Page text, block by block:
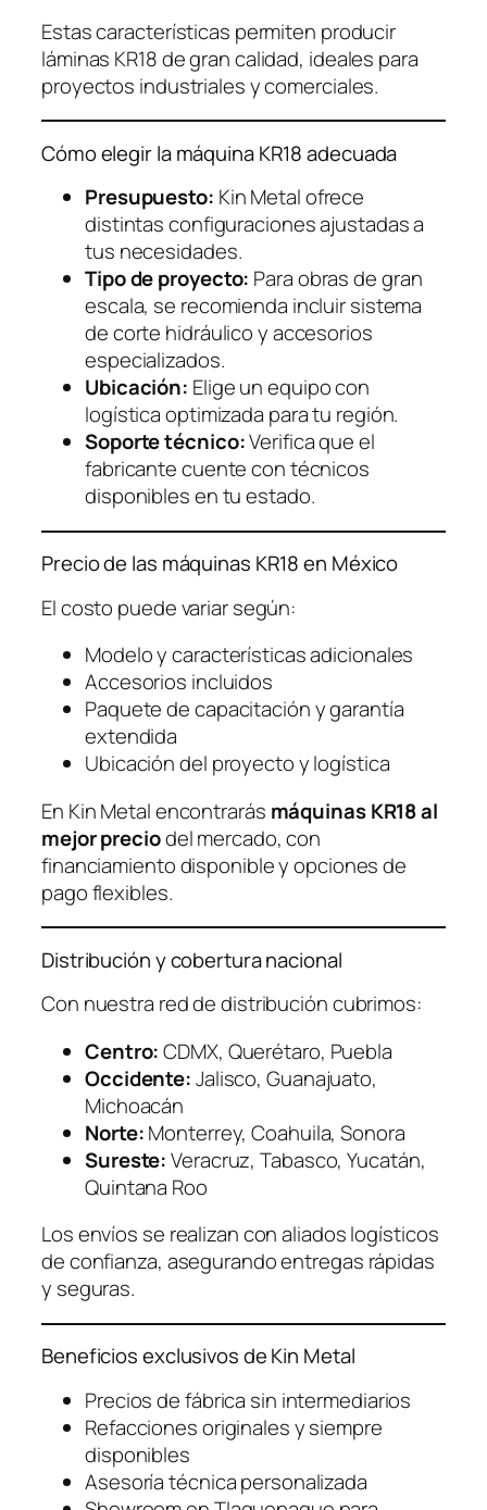
Estas características permiten producir
láminas KR18 de gran calidad, ideales para
proyectos industriales y comerciales.
Cómo elegir la máquina KR18 adecuada
Presupuesto: Kin Metal ofrece
distintas configuraciones ajustadas a
tus necesidades.
Tipo de proyecto: Para obras de gran
escala, se recomienda incluir sistema
de corte hidráulico y accesorios
especializados.
Ubicación: Elige un equipo con
logística optimizada para tu región.
Soporte técnico:Verifica que el
fabricante cuente con técnicos
disponibles en tu estado.
Precio de las máquinas KR18 en México
El costo puede variar según:
Modelo y características adicionales
Accesorios incluidos
Paquete de capacitación y garantía
extendida
Ubicación del proyecto y logística
En Kin Metal encontrarás máquinas KR18 al
mejor preciodel mercado, con
financiamiento disponible y opciones de
pago flexibles.
Distribución y cobertura nacional
Con nuestra red de distribución cubrimos:
Centro:CDMX, Querétaro, Puebla
Occidente:Jalisco, Guanajuato,
Michoacán
Norte:Monterrey, Coahuila, Sonora
Sureste:Veracruz, Tabasco, Yucatán,
Quintana Roo
Los envíos se realizan con aliados logísticos
de confianza, asegurando entregas rápidas
y seguras.
Beneficios exclusivos de Kin Metal
Precios de fábrica sin intermediarios
Refacciones originales y siempre
disponibles
Asesoría técnica personalizada